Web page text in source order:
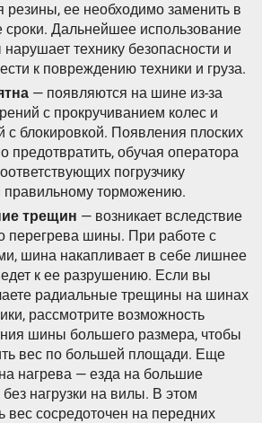
резины, ее необходимо заменить в
сроки. Дальнейшее использование
технику безопасности и
к повреждению техники и груза.
— появляются на шине из-за
с прокручиванием колес и
с блокировкой. Появления плоских
предотвратить, обучая оператора
погрузчику
правильному торможению.
трещин — возникает вследствие
перегрева шины. При работе с
шина накапливает в себе лишнее
к ее разрушению. Если вы
радиальные трещины на шинах
рассмотрите возможность
шины большего размера, чтобы
вес по большей площади. Еще
нагрева — езда на большие
нагрузки на вилы. В этом
вес сосредоточен на передних